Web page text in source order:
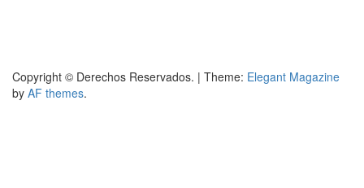
Copyright © Derechos Reservados. | Theme: Elegant Magazine
by AF themes.